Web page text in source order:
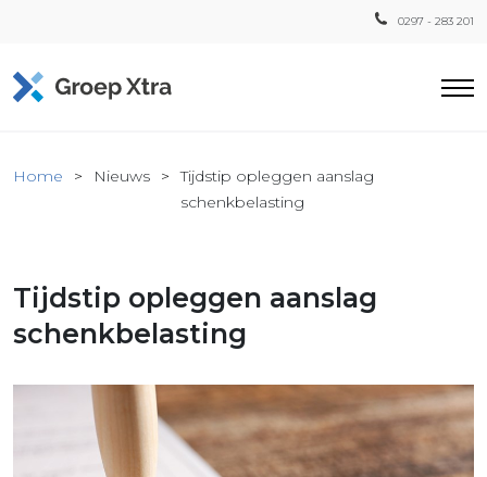
0297 - 283 201
Xtra
Home Nieuws
Tijdstip opleggen aanslag
schenkbelasting
Tijdstip opleggen aanslag
schenkbelasting